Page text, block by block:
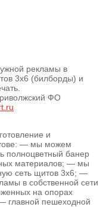
рекламы в
3х6 (билборды) и
ФО
и
— мы можем
полноцветный банер
материалов; — мы
сеть щитов 3х6; —
в собственной сети
на опорах
главной пешеходной